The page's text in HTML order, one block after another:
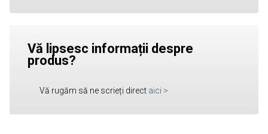
Vă lipsesc informații despre
produs?
Vă rugăm să ne scrieți direct aici >